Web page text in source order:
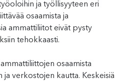
ja työllisyyteen eri
osaamista ja
ammattiliitot eivät pysty
tehokkaasti.
osaamista
verkostojen kautta. Keskeisiä